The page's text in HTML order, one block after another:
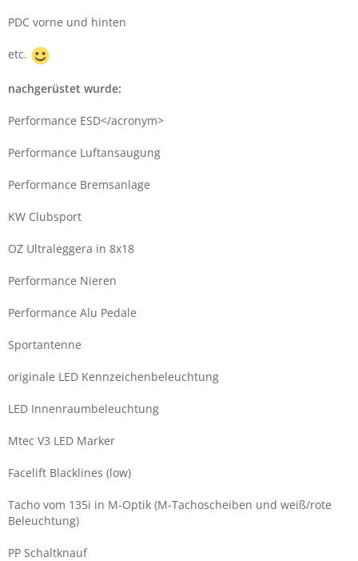
PDC vorne und hinten
etc.
nachgerüstet wurde:
Performance ESD</acronym>
Performance Luftansaugung
Performance Bremsanlage
KW Clubsport
OZ Ultraleggera in 8x18
Performance Nieren
Performance Alu Pedale
Sportantenne
originale LED Kennzeichenbeleuchtung
LED Innenraumbeleuchtung
Mtec V3 LED Marker
Facelift Blacklines (low)
Tacho vom 135i in M-Optik (M-Tachoscheiben und weiß/rote
Beleuchtung)
PP Schaltknauf